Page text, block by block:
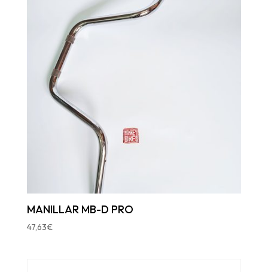
MANILLAR MB-D PRO
47,63€